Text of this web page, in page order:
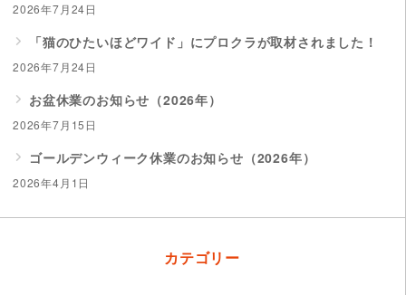
2026年7月24日
「猫のひたいほどワイド」にプロクラが取材されました！
2026年7月24日
お盆休業のお知らせ（2026年）
2026年7月15日
ゴールデンウィーク休業のお知らせ（2026年）
2026年4月1日
カテゴリー